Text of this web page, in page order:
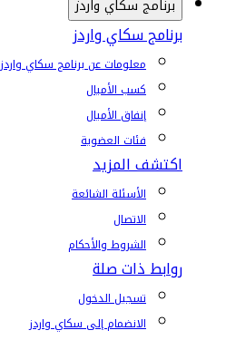
برنامج سكاي واردز
برنامج سكاي واردز
معلومات عن برنامج سكاي واردز
كسب الأميال
إنفاق الأميال
فئات العضوية
اكتشف المزيد
الأسئلة الشائعة
الاتصال
الشروط والأحكام
روابط ذات صلة
تسجيل الدخول
الانضمام إلى سكاي واردز